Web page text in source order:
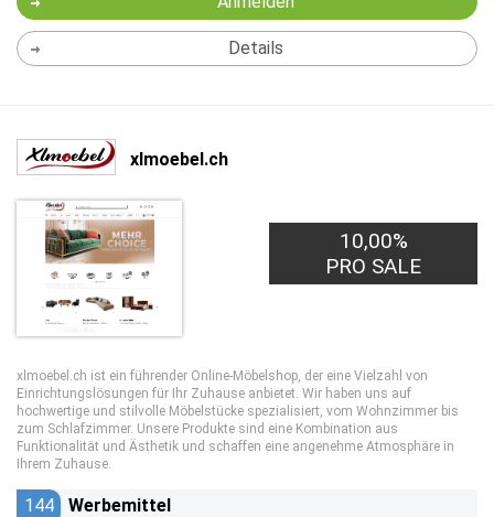
Details
xlmoebel.ch
10,00%
PRO SALE
xlmoebel.ch ist ein führender Online-Möbelshop, der eine Vielzahl von
Einrichtungslösungen für Ihr Zuhause anbietet. Wir haben uns auf
hochwertige und stilvolle Möbelstücke spezialisiert, vom Wohnzimmer bis
zum Schlafzimmer. Unsere Produkte sind eine Kombination aus
Funktionalität und Ästhetik und schaffen eine angenehme Atmosphäre in
Ihrem Zuhause.
144 Werbemittel